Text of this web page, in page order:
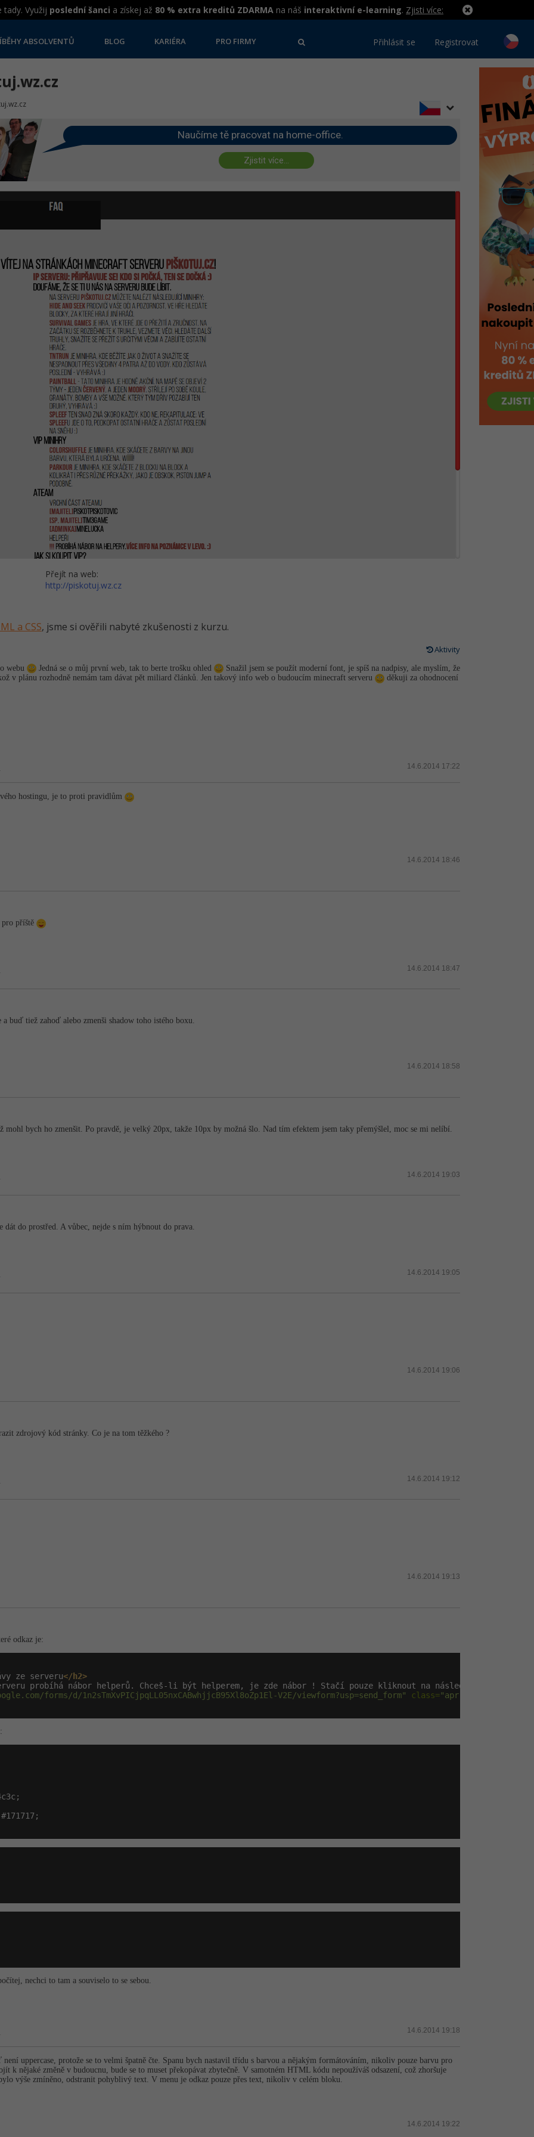
Využij poslední šanci a získej až 80 % extra kreditů ZDARMA na náš interaktivní e-learning. Zjisti více:
ABSOLVENTŮ BLOG KARIÉRA PRO FIRMY Přihlásit se Registrovat
Naučíme tě pracovat na home-office.
Zjistit více...
Přejít na web:
http://piskotuj.wz.cz
a CSS, jsme si ověřili nabyté zkušenosti z kurzu.
Aktivity
webu Jedná se o můj první web, tak to berte trošku ohled
Snažil jsem se použít moderní font, je spíš na nadpisy, ale myslím, že
v plánu rozhodně nemám tam dávat pět miliard článků. Jen takový info web o budoucím minecraft serveru
děkuji za ohodnocení
14.6.2014 17:22
hostingu, je to proti pravidlům
14.6.2014 18:46
příště
14.6.2014 18:47
buď tiež zahoď alebo zmenši shadow toho istého boxu.
14.6.2014 18:58
mohl bych ho zmenšit. Po pravdě, je velký 20px, takže 10px by možná šlo. Nad tím efektem jsem taky přemýšlel, moc se mi nelíbí.
14.6.2014 19:03
dát do prostřed. A vůbec, nejde s ním hýbnout do prava.
14.6.2014 19:05
14.6.2014 19:06
zdrojový kód stránky. Co je na tom těžkého ?
14.6.2014 19:12
14.6.2014 19:13
odkaz je:
ze serveru</h2>
probíhá nábor helperů. Chceš-li být helperem, je zde nábor ! Stačí pouze kliknout na následující odkaz,
forms/d/1n2sTmXvPICjpqLL05nxCABwhjjcB95Xl8oZp1El-V2E/viewform?usp=send_form"
class="apr"
nechci to tam a souviselo to se sebou.
14.6.2014 19:18
uppercase, protože se to velmi špatně čte. Spanu bych nastavil třídu s barvou a nějakým formátováním, nikoliv pouze barvu pro
k nějaké změně v budoucnu, bude se to muset překopávat zbytečně. V samotném HTML kódu nepoužíváš odsazení, což zhoršuje
výše zmíněno, odstranit pohyblivý text. V menu je odkaz pouze přes text, nikoliv v celém bloku.
14.6.2014 19:22